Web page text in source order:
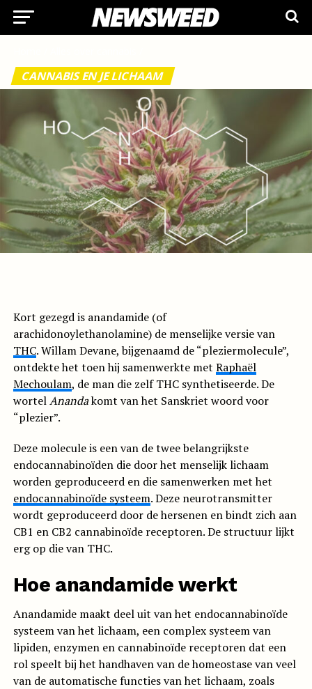
CANNABIS EN JE LICHAAM
Wat is anandamide?
Kort gezegd is anandamide (of
arachidonoylethanolamine) de menselijke versie van
THC. Willam Devane, bijgenaamd de “pleziermolecule”,
ontdekte het toen hij samenwerkte met Raphaël
Mechoulam, de man die zelf THC synthetiseerde. De
wortelAnandakomt van het Sanskriet woord voor
“plezier”.
Deze molecule is een van de twee belangrijkste
endocannabinoïden die door het menselijk lichaam
worden geproduceerd en die samenwerken met het
endocannabinoïde systeem. Deze neurotransmitter
wordt geproduceerd door de hersenen en bindt zich aan
CB1 en CB2 cannabinoïde receptoren. De structuur lijkt
erg op die van THC.
Hoe anandamide werkt
Anandamide maakt deel uit van het endocannabinoïde
systeem van het lichaam, een complex systeem van
lipiden, enzymen en cannabinoïde receptoren dat een
rol speelt bij het handhaven van de homeostase van veel
van de automatische functies van het lichaam, zoals